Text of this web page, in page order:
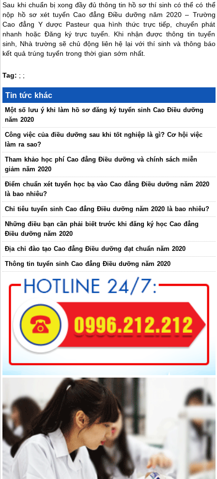
Sau khi chuẩn bị xong đầy đủ thông tin hồ sơ thí sinh có thể có thể
nộp hồ sơ xét tuyển Cao đẳng Điều dưỡng năm 2020 – Trường
Cao đẳng Y dược Pasteur qua hình thức trực tiếp, chuyển phát
nhanh hoặc Đăng ký trực tuyến. Khi nhận được thông tin tuyển
sinh, Nhà trường sẽ chủ động liên hệ lại với thí sinh và thông báo
kết quả trúng tuyển trong thời gian sớm nhất.
Tag: ; ;
Tin tức khác
Một số lưu ý khi làm hồ sơ đăng ký tuyển sinh Cao Điều dưỡng
năm 2020
Công việc của điều dưỡng sau khi tốt nghiệp là gì? Cơ hội việc
làm ra sao?
Tham khảo học phí Cao đẳng Điều dưỡng và chính sách miễn
giảm năm 2020
Điểm chuẩn xét tuyển học bạ vào Cao đẳng Điều dưỡng năm 2020
là bao nhiêu?
Chỉ tiêu tuyển sinh Cao đẳng Điều dưỡng năm 2020 là bao nhiêu?
Những điều bạn cần phải biết trước khi đăng ký học Cao đẳng
Điều dưỡng năm 2020
Địa chỉ đào tạo Cao đẳng Điều dưỡng đạt chuẩn năm 2020
Thông tin tuyển sinh Cao đẳng Điều dưỡng năm 2020